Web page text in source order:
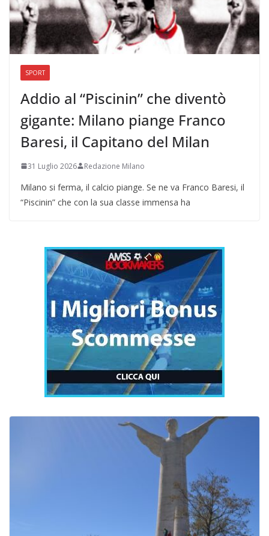
SPORT
Addio al “Piscinin” che diventò
gigante: Milano piange Franco
Baresi, il Capitano del Milan
31 Luglio 2026 Redazione Milano
Milano si ferma, il calcio piange. Se ne va Franco Baresi, il
“Piscinin” che con la sua classe immensa ha